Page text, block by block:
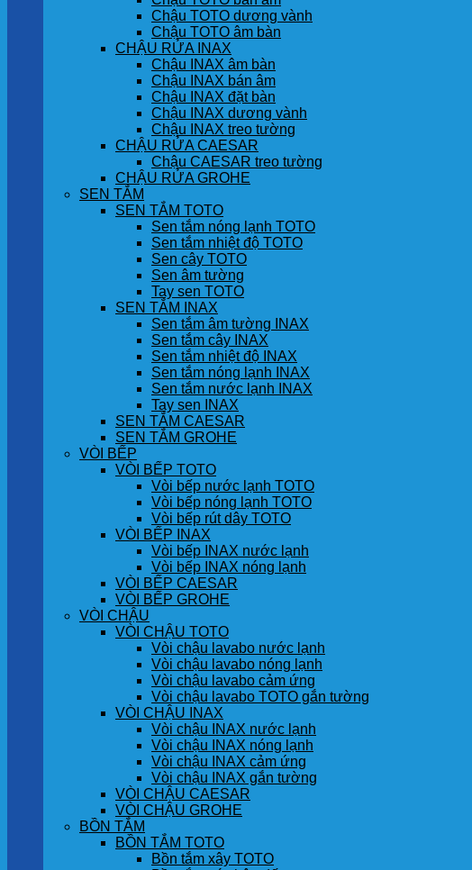
Chậu TOTO dương vành
Chậu TOTO âm bàn
CHẬU RỬA INAX
Chậu INAX âm bàn
Chậu INAX bán âm
Chậu INAX đặt bàn
Chậu INAX dương vành
Chậu INAX treo tường
CHẬU RỬA CAESAR
Chậu CAESAR treo tường
CHẬU RỬA GROHE
SEN TẮM
SEN TẮM TOTO
Sen tắm nóng lạnh TOTO
Sen tắm nhiệt độ TOTO
Sen cây TOTO
Sen âm tường
Tay sen TOTO
SEN TẮM INAX
Sen tắm âm tường INAX
Sen tắm cây INAX
Sen tắm nhiệt độ INAX
Sen tắm nóng lạnh INAX
Sen tắm nước lạnh INAX
Tay sen INAX
SEN TẮM CAESAR
SEN TẮM GROHE
VÒI BẾP
VÒI BẾP TOTO
Vòi bếp nước lạnh TOTO
Vòi bếp nóng lạnh TOTO
Vòi bếp rút dây TOTO
VÒI BẾP INAX
Vòi bếp INAX nước lạnh
Vòi bếp INAX nóng lạnh
VÒI BẾP CAESAR
VÒI BẾP GROHE
VÒI CHẬU
VÒI CHẬU TOTO
Vòi chậu lavabo nước lạnh
Vòi chậu lavabo nóng lạnh
Vòi chậu lavabo cảm ứng
Vòi chậu lavabo TOTO gắn tường
VÒI CHẬU INAX
Vòi chậu INAX nước lạnh
Vòi chậu INAX nóng lạnh
Vòi chậu INAX cảm ứng
Vòi chậu INAX gắn tường
VÒI CHẬU CAESAR
VÒI CHẬU GROHE
BỒN TẮM
BỒN TẮM TOTO
Bồn tắm xây TOTO